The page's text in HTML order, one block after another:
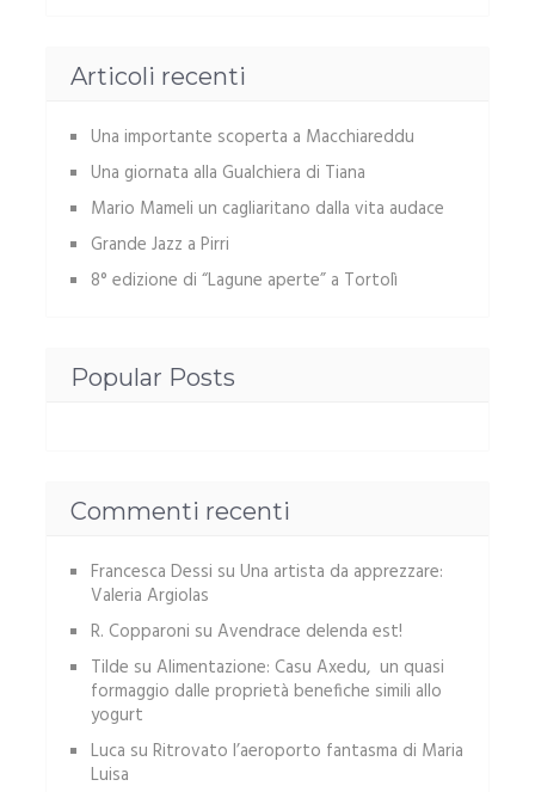
Articoli recenti
Una importante scoperta a Macchiareddu
Una giornata alla Gualchiera di Tiana
Mario Mameli un cagliaritano dalla vita audace
Grande Jazz a Pirri
8° edizione di “Lagune aperte” a Tortolì
Popular Posts
Commenti recenti
Francesca Dessi su Una artista da apprezzare:
Valeria Argiolas
R. Copparoni su Avendrace delenda est!
Tilde su Alimentazione: Casu Axedu, un quasi
formaggio dalle proprietà benefiche simili allo
yogurt
Luca su Ritrovato l’aeroporto fantasma di Maria
Luisa